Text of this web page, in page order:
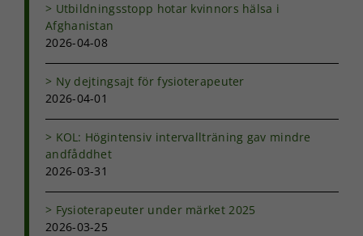
Utbildningsstopp hotar kvinnors hälsa i
Afghanistan
2026-04-08
Ny dejtingsajt för fysioterapeuter
2026-04-01
KOL: Högintensiv intervallträning gav mindre
andfåddhet
2026-03-31
Fysioterapeuter under märket 2025
2026-03-25